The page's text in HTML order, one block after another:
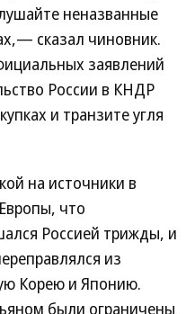
неназванные
сказал чиновник.
заявлений
России в КНДР
и транзите угля
на источники в
что
Россией трижды, и
из
Корею и Японию.
были ограничены